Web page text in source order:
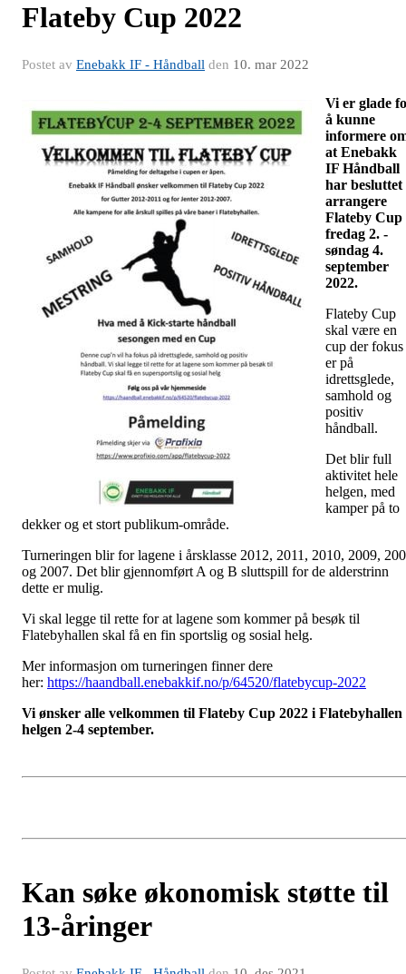
Flateby Cup 2022
Postet av Enebakk IF - Håndball den 10. mar 2022
Vi er glade
å kunne
informere
at Enebakk
IF Håndball
har besluttet
arrangere
Flateby Cup
fredag 2. -
søndag 4.
september
2022.
Flateby Cup
skal være en
cup der fokus
er på
idrettsglede,
samhold og
positiv
håndball.
Det blir full
aktivitet hele
helgen, med
kamper på to
dekker og et stort publikum-område.
Turneringen blir for lagene i årsklasse 2012, 2011, 2010, 2009,
og 2007. Det blir gjennomført A og B sluttspill for de alderstrinn
dette er mulig.
Vi skal legge til rette for at lagene som kommer på besøk til
Flatebyhallen skal få en fin sportslig og sosial helg.
Mer informasjon om turneringen finner dere
her: https://haandball.enebakkif.no/p/64520/flatebycup-2022
Vi ønsker alle velkommen til Flateby Cup 2022 i Flatebyhallen
helgen 2-4 september.
Kan søke økonomisk støtte til
13-åringer